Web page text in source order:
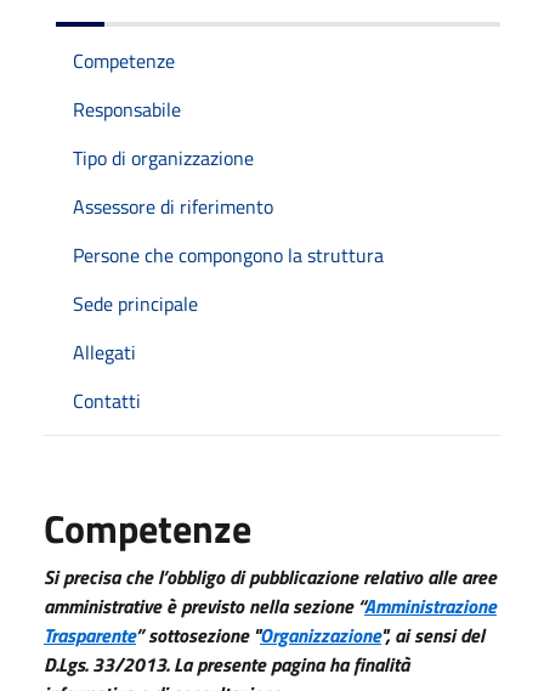
Competenze
Responsabile
Tipo di organizzazione
Assessore di riferimento
Persone che compongono la struttura
Sede principale
Allegati
Contatti
Competenze
Si precisa che l’obbligo di pubblicazione relativo alle aree
amministrative è previsto nella sezione “Amministrazione
Trasparente” sottosezione "Organizzazione", ai sensi del
D.Lgs. 33/2013. La presente pagina ha finalità